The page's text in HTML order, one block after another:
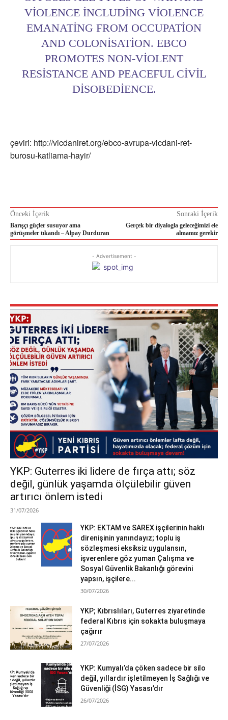
VIOLENCE INCLUDING VIOLENCE
EMANATING FROM OCCUPATION
AND COLONISATION. EBCO
PROMOTES NON-VIOLENT
RESISTANCE AND PEACEFUL CIVIL
DISOBEDIENCE.
çeviri: http://vicdaniret.org/ebco-avrupa-vicdani-ret-
burosu-katliama-hayir/
Önceki İçerik
Barışçı güçler susuyor ama
görüşmeler tıkandı – Alpay Durduran
Sonraki İçerik
Gerçek bir diyalogla geleceğimizi ele
almamız gerekir
- Advertisement -
YKP: Guterres iki lidere de fırça attı; söz
değil, günlük yaşamda ölçülebilir güven
artırıcı önlem istedi
31/07/2026
YKP: EKTAM ve SAREX işçilerinin haklı
direnişinin yanındayız; toplu iş
sözleşmesi eksiksiz uygulansın,
işverenlere göz yuman Çalışma ve
Sosyal Güvenlik Bakanlığı görevini
yapsın, işçilere...
30/07/2026
YKP; Kıbrıslıları, Guterres ziyaretinde
federal Kıbrıs için sokakta buluşmaya
çağırır
27/07/2026
YKP: Kumyalı’da çöken sadece bir silo
değil, yıllardır işletilmeyen İş Sağlığı ve
Güvenliği (İSG) Yasası’dır
26/07/2026